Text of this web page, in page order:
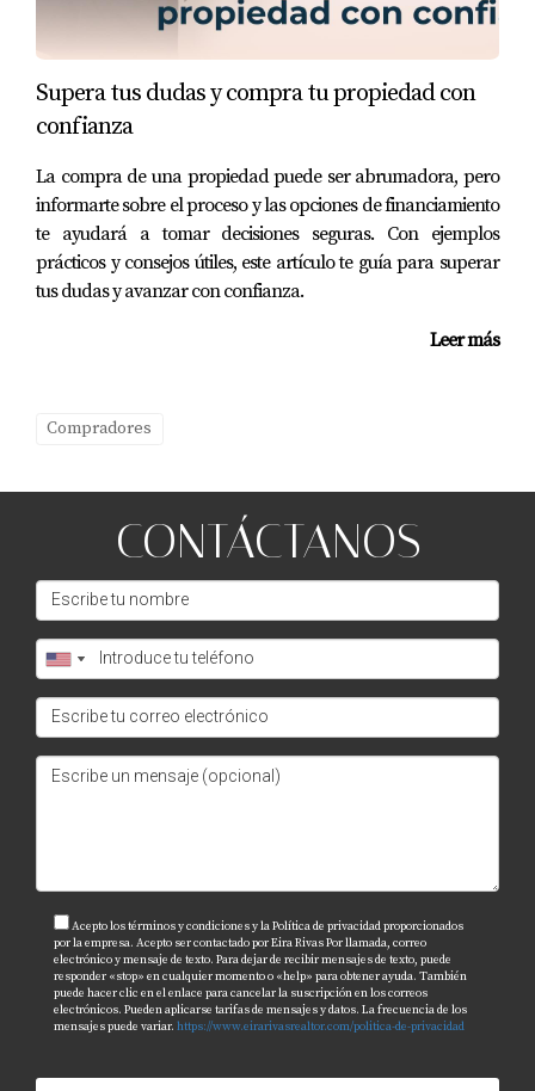
CONCLUSIÓN
Georgia se está convirtiendo rápidamente en un hogar
para muchas familias latinas que buscan mejorar su
calidad de vida mientras mantienen sus tradiciones
culturales vivas. Los lugares mencionados ofrecen no
solo casas asequibles sino también comunidades
vibrantes donde cada familia puede encontrar su lugar
especial. Si estás considerando mudarte o invertir en
obtener más información sobre cómo comprar tu casa
mercado inmobiliario en Georgia, no dudes en contactar
a Eira Rivas hoy mismo. Ella está lista para ayudarte a
encontrar ese hogar perfecto donde puedas construir
recuerdos inolvidables con tu familia.
PREGUNTAS FRECUENTES
¿Cuáles son los beneficios de comprar una
casa en Georgia para latinos?
Comprar una casa en Georgia ofrece acceso a
tradiciones latinas.
¿Qué áreas tienen las mejores escuelas para
familias latinas?
Áreas como Norcross y Suwanee son conocidas por sus
benefician a los estudiantes.
Supera tus dudas y compra tu propiedad con
confianza
La compra de una propiedad puede ser abrumadora, pero
informarte sobre el proceso y las opciones de financiamiento
te ayudará a tomar decisiones seguras. Con ejemplos
prácticos y consejos útiles, este artículo te guía para superar
tus dudas y avanzar con confianza.
Leer más
Compradores
CONTÁCTANOS
Acepto los términos y condiciones y la Política de privacidad proporcionados
por la empresa. Acepto ser contactado por Eira Rivas Por llamada, correo
electrónico y mensaje de texto. Para dejar de recibir mensajes de texto, puede
responder «stop» en cualquier momento o «help» para obtener ayuda. También
puede hacer clic en el enlace para cancelar la suscripción en los correos
electrónicos. Pueden aplicarse tarifas de mensajes y datos. La frecuencia de los
mensajes puede variar. https://www.eirarivasrealtor.com/politica-de-privacidad